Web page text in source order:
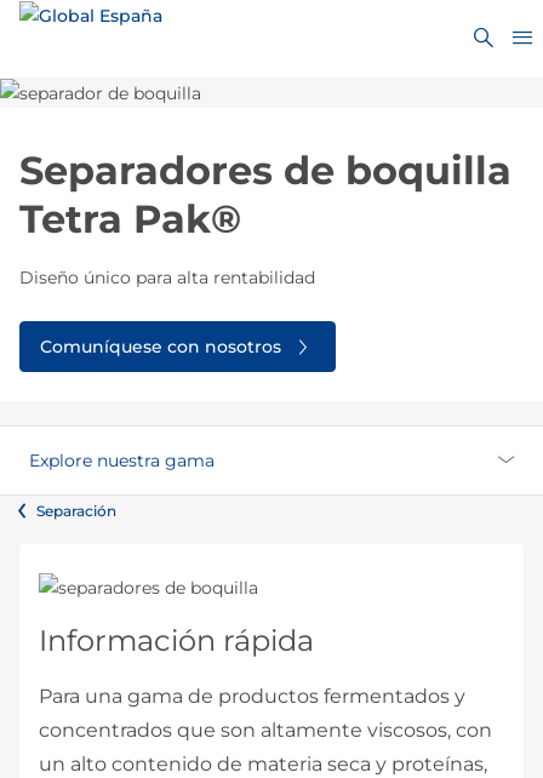
Separadores de boquilla
Tetra Pak®
Diseño único para alta rentabilidad
Comuníquese con nosotros
Explore nuestra gama
Separación
Información rápida
Para una gama de productos fermentados y
concentrados que son altamente viscosos, con
un alto contenido de materia seca y proteínas,